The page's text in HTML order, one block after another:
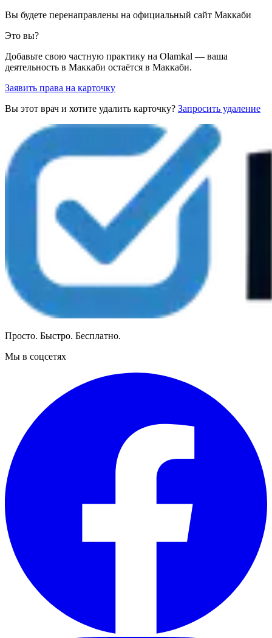
Вы будете перенаправлены на официальный сайт Маккаби
Это вы?
Добавьте свою частную практику на Olamkal — ваша
деятельность в Маккаби остаётся в Маккаби.
Заявить права на карточку
Вы этот врач и хотите удалить карточку? Запросить удаление
Просто. Быстро. Бесплатно.
Мы в соцсетях